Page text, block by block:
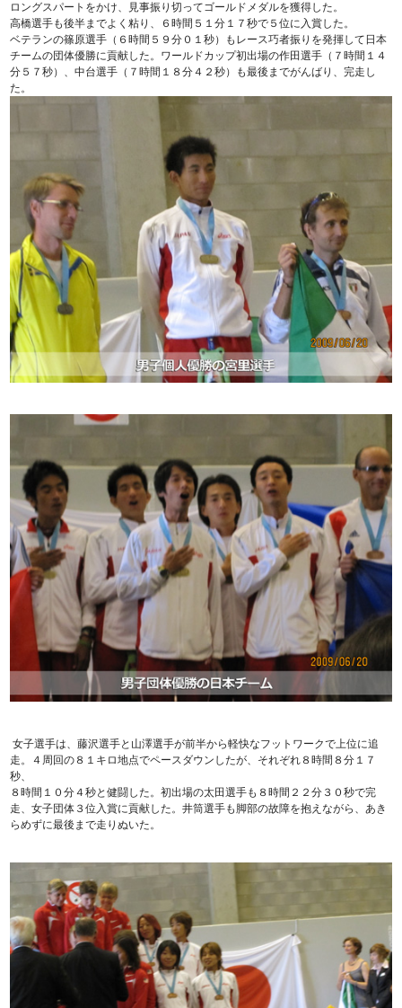
ロングスパートをかけ、見事振り切ってゴールドメダルを獲得した。
高橋選手も後半までよく粘り、６時間５１分１７秒で５位に入賞した。
ベテランの篠原選手（６時間５９分０１秒）もレース巧者振りを発揮して日本
チームの団体優勝に貢献した。ワールドカップ初出場の作田選手（７時間１４
分５７秒）、中台選手（７時間１８分４２秒）も最後までがんばり、完走し
た。
女子選手は、藤沢選手と山澤選手が前半から軽快なフットワークで上位に追
走。４周回の８１キロ地点でペースダウンしたが、それぞれ８時間８分１７
秒、
８時間１０分４秒と健闘した。初出場の太田選手も８時間２２分３０秒で完
走、女子団体３位入賞に貢献した。井筒選手も脚部の故障を抱えながら、あき
らめずに最後まで走りぬいた。